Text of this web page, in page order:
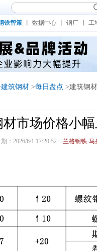
铁智策 数据中心 钢厂 工
建筑钢材 >每日盘点 >建筑钢
市场价格小
：2026/6/1 17:20:52兰格钢铁-马